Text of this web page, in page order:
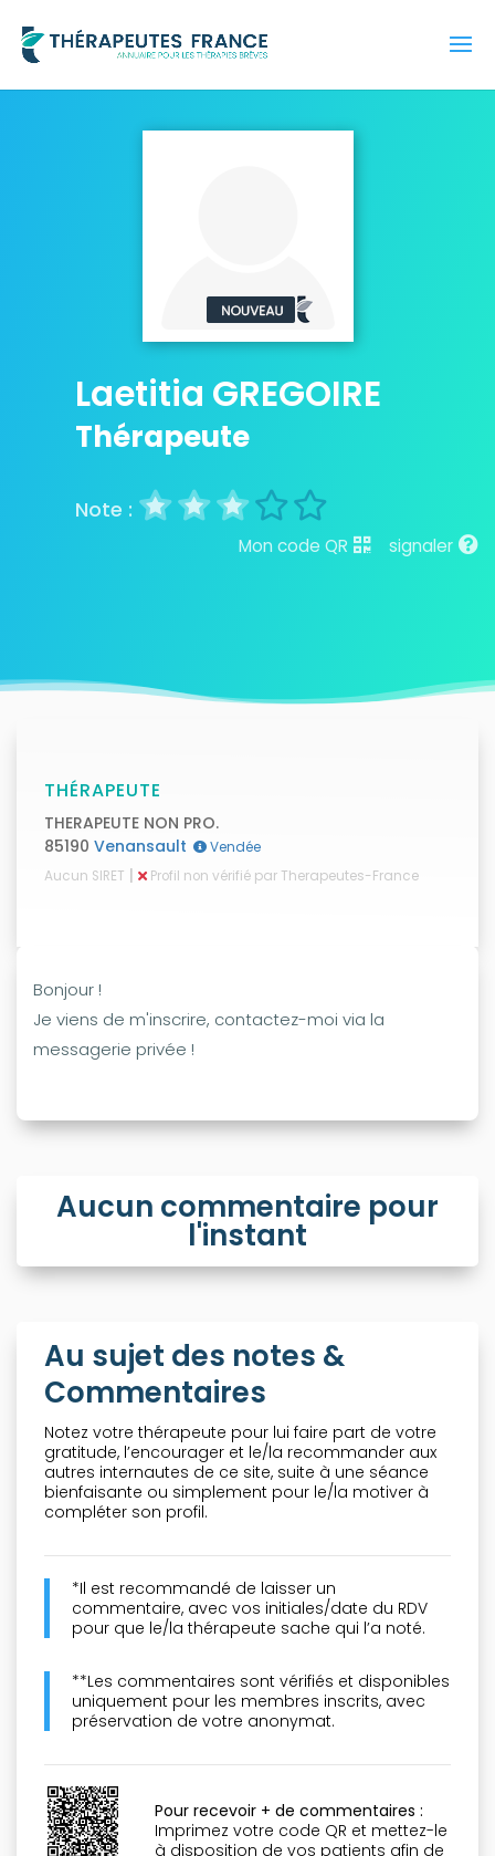
Laetitia GREGOIRE
Thérapeute
signaler
Mon code QR
THÉRAPEUTE
THERAPEUTE NON PRO.
85190 Venansault
Vendée
Aucun SIRET | Profil non vérifié par Therapeutes-France
Bonjour !
Je viens de m'inscrire, contactez-moi via la
messagerie privée !
Aucun commentaire pour
l'instant
Au sujet des notes &
Commentaires
Notez votre thérapeute pour lui faire part de votre
gratitude, l’encourager et le/la recommander aux
autres internautes de ce site, suite à une séance
bienfaisante ou simplement pour le/la motiver à
compléter son profil.
*Il est recommandé de laisser un
commentaire, avec vos initiales/date du RDV
pour que le/la thérapeute sache qui l’a noté.
**Les commentaires sont vérifiés et disponibles
uniquement pour les membres inscrits, avec
préservation de votre anonymat.
Pour recevoir + de commentaires :
Imprimez votre code QR et mettez-le
à disposition de vos patients afin de